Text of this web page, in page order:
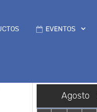
EVENTOS
Agosto